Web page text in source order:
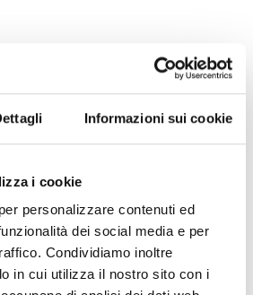
Informazioni sui cookie
i cookie
personalizzare contenuti ed
dei social media e per
Condividiamo inoltre
in cui utilizza il nostro sito con i